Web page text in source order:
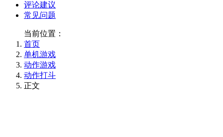
评论建议
常见问题
当前位置：
首页
单机游戏
动作游戏
动作打斗
正文